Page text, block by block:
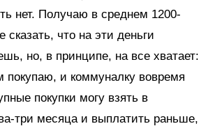
нет. Получаю в среднем 1200-
сказать, что на эти деньги
но, в принципе, на все хватает:
покупаю, и коммуналку вовремя
покупки могу взять в
три месяца и выплатить раньше,